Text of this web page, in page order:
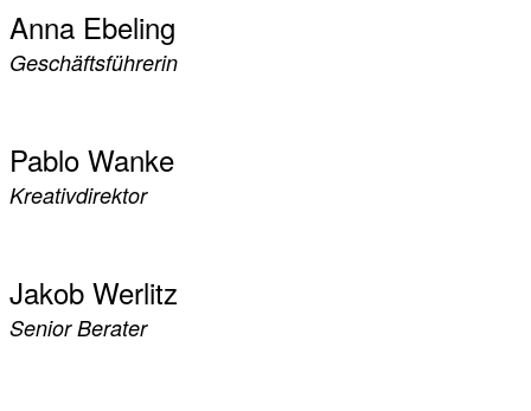
Anna Ebeling
Geschäftsführerin
Pablo Wanke
Kreativdirektor
Jakob Werlitz
Senior Berater